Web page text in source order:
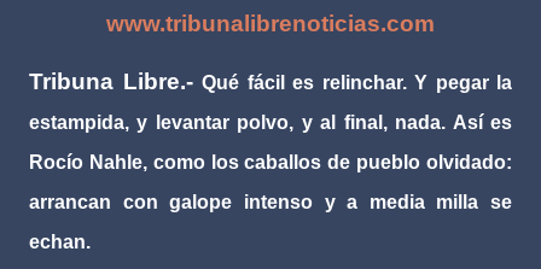
www.tribunalibrenoticias.com
Tribuna Libre.- Qué fácil es relinchar. Y pegar la
estampida, y levantar polvo, y al final, nada. Así es
Rocío Nahle, como los caballos de pueblo olvidado:
arrancan con galope intenso y a media milla se
echan.